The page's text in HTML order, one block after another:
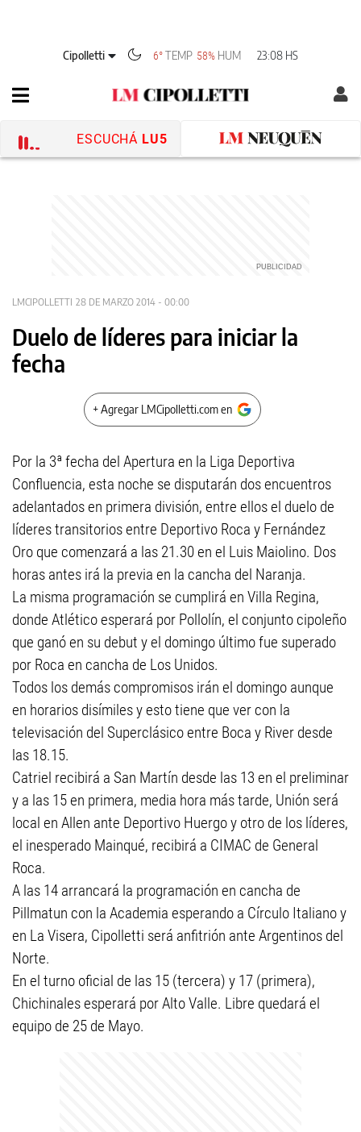
Cipolletti 6° TEMP 58% HUM 23:08 HS
ESCUCHÁ LU5
LMCIPOLLETTI 28 DE MARZO 2014 - 00:00
Duelo de líderes para iniciar la
fecha
+ Agregar LMCipolletti.com en
Por la 3ª fecha del Apertura en la Liga Deportiva
Confluencia, esta noche se disputarán dos encuentros
adelantados en primera división, entre ellos el duelo de
líderes transitorios entre Deportivo Roca y Fernández
Oro que comenzará a las 21.30 en el Luis Maiolino. Dos
horas antes irá la previa en la cancha del Naranja.
La misma programación se cumplirá en Villa Regina,
donde Atlético esperará por Pollolín, el conjunto cipoleño
que ganó en su debut y el domingo último fue superado
por Roca en cancha de Los Unidos.
Todos los demás compromisos irán el domingo aunque
en horarios disímiles y esto tiene que ver con la
televisación del Superclásico entre Boca y River desde
las 18.15.
Catriel recibirá a San Martín desde las 13 en el preliminar
y a las 15 en primera, media hora más tarde, Unión será
local en Allen ante Deportivo Huergo y otro de los líderes,
el inesperado Mainqué, recibirá a CIMAC de General
Roca.
A las 14 arrancará la programación en cancha de
Pillmatun con la Academia esperando a Círculo Italiano y
en La Visera, Cipolletti será anfitrión ante Argentinos del
Norte.
En el turno oficial de las 15 (tercera) y 17 (primera),
Chichinales esperará por Alto Valle. Libre quedará el
equipo de 25 de Mayo.